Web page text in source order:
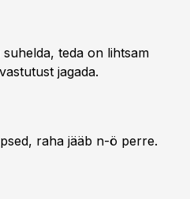
teda on lihtsam
jagada.
raha jääb n-ö perre.